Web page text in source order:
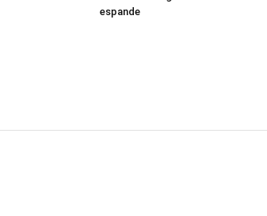
espande